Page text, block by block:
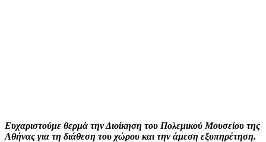
Ευχαριστούμε θερμά την Διοίκηση του Πολεμικού Μουσείου της
Αθήνας για τη διάθεση του χώρου και την άμεση εξυπηρέτηση.